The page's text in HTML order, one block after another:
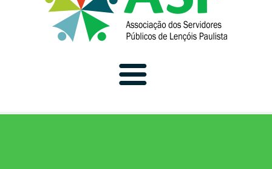
Convênio Online